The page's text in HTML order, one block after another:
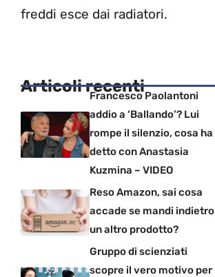
freddi esce dai radiatori.
Articoli recentiFrancesco Paolantoni
addio a ‘Ballando’? Lui
rompe il silenzio, cosa ha
detto con Anastasia
Kuzmina – VIDEO
Reso Amazon, sai cosa
accade se mandi indietro
un altro prodotto?
Gruppo di scienziati
scopre il vero motivo per